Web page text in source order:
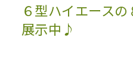
６型ハイエース
展示中♪